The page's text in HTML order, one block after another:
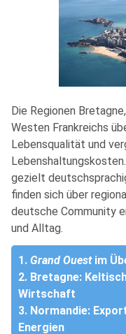
Die Regionen
Westen Frankreichs
Lebensqualität und
gezielt
finden sich über
deutsche Community
und Alltag.
1. Grand Ouestim
2. Bretagne:
Wirtschaft
3. Normandie:
Energien